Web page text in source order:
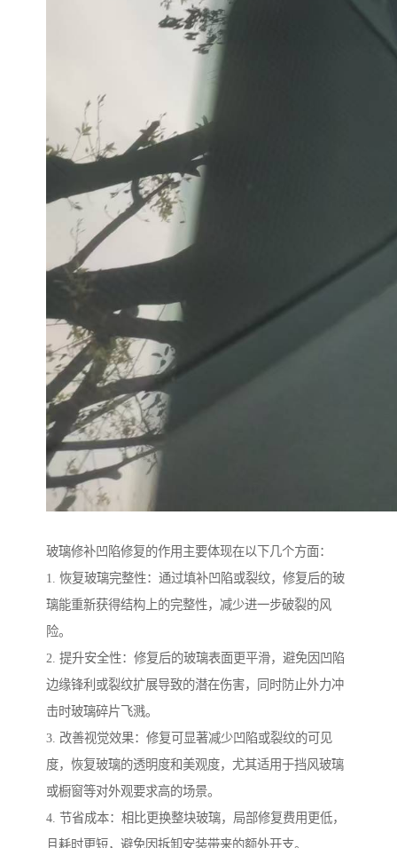
玻璃修补凹陷修复的作用主要体现在以下几个方面：
1. 恢复玻璃完整性：通过填补凹陷或裂纹，修复后的玻
璃能重新获得结构上的完整性，减少进一步破裂的风
险。
2. 提升安全性：修复后的玻璃表面更平滑，避免因凹陷
边缘锋利或裂纹扩展导致的潜在伤害，同时防止外力冲
击时玻璃碎片飞溅。
3. 改善视觉效果：修复可显著减少凹陷或裂纹的可见
度，恢复玻璃的透明度和美观度，尤其适用于挡风玻璃
或橱窗等对外观要求高的场景。
4. 节省成本：相比更换整块玻璃，局部修复费用更低，
且耗时更短，避免因拆卸安装带来的额外开支。